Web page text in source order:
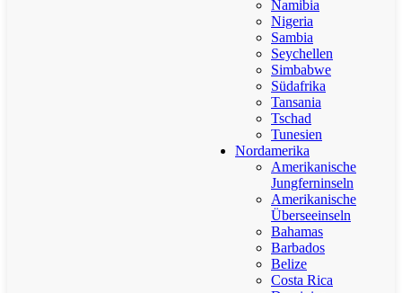
Namibia
Nigeria
Sambia
Seychellen
Simbabwe
Südafrika
Tansania
Tschad
Tunesien
Nordamerika
Amerikanische
Jungferninseln
Amerikanische
Überseeinseln
Bahamas
Barbados
Belize
Costa Rica